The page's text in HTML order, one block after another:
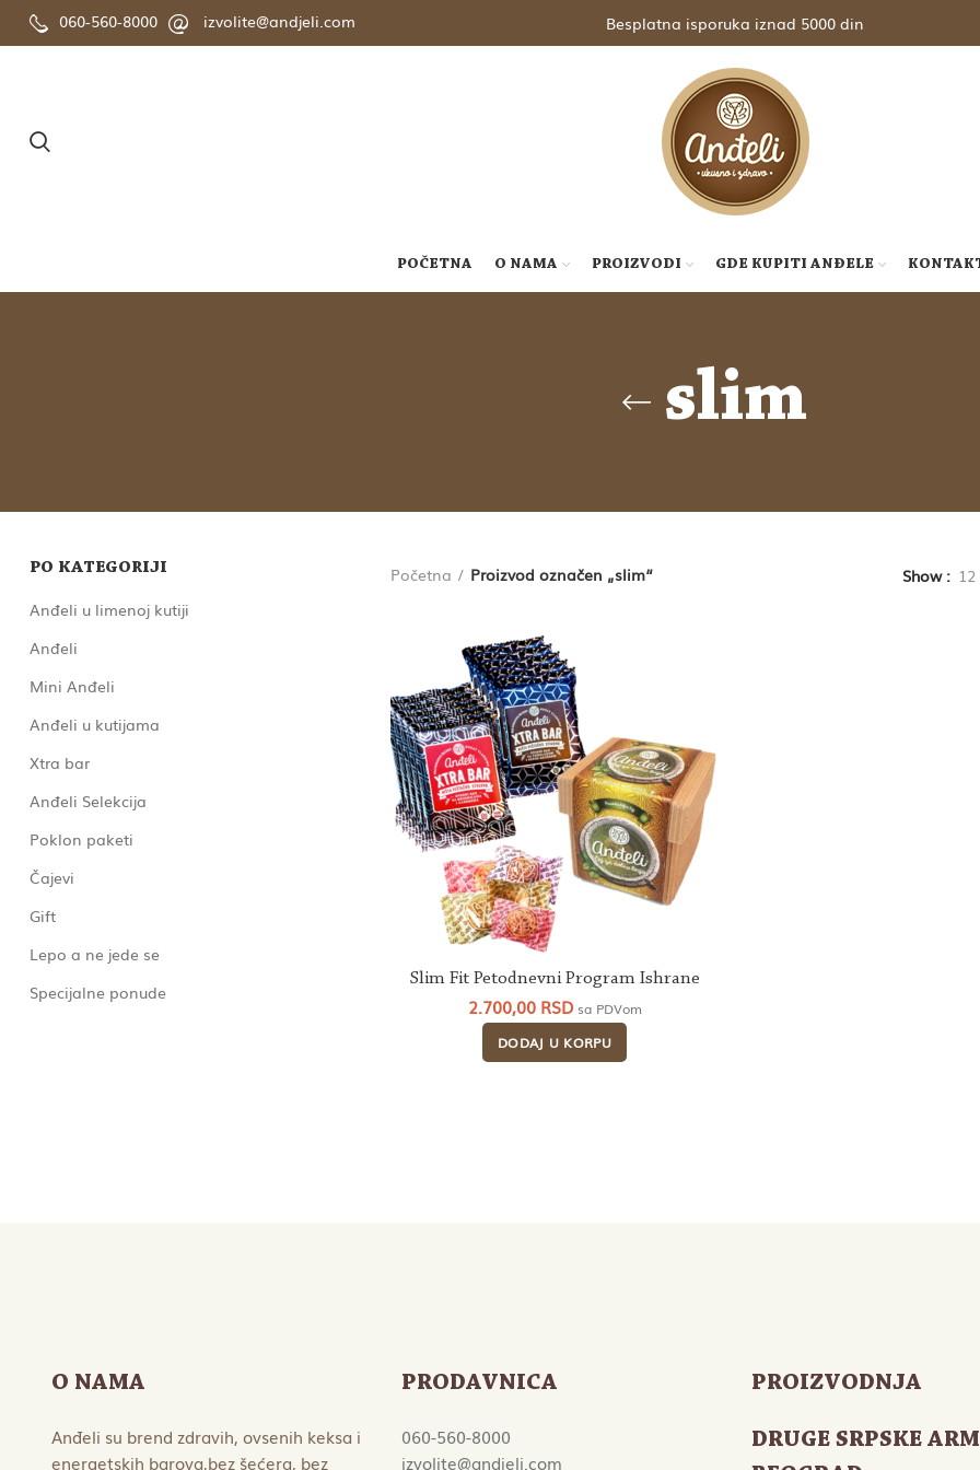
060-560-8000 izvolite@andjeli.com Besplatna isporuka iznad 5000 din
POČETNA O NAMA PROIZVODI GDE KUPITI ANĐELE
slim
PO KATEGORIJI
Anđeli u limenoj kutiji
Anđeli
Mini Anđeli
Anđeli u kutijama
Xtra bar
Anđeli Selekcija
Poklon paketi
Čajevi
Gift
Lepo a ne jede se
Specijalne ponude
Početna Proizvod označen „slim“ Show 12
Slim Fit Petodnevni Program Ishrane
2.700,00 RSD sa PDVom
DODAJ U KORPU
O NAMA
Anđeli su brend zdravih, ovsenih keksa i
energetskih barova,bez šećera, bez
PRODAVNICA
060-560-8000
izvolite@andjeli.com
PROIZVODNJA
DRUGE SRPSKE